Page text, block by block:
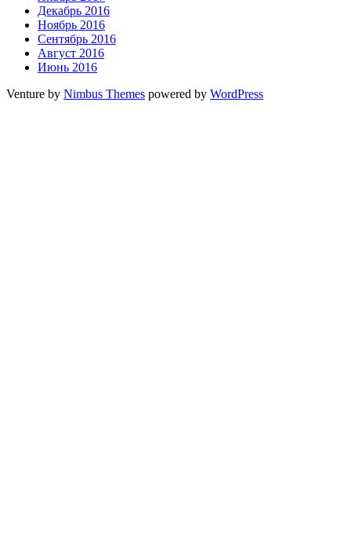
Декабрь 2016
Ноябрь 2016
Сентябрь 2016
Август 2016
Июнь 2016
Venture by Nimbus Themes powered by WordPress